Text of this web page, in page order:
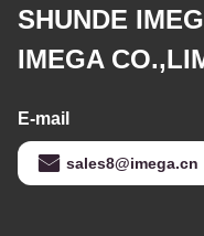
SHUNDE
IMEGA
E-mail
sales8@imega.cn